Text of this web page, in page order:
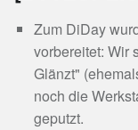
Zum DiDay
vorbereitet: Wir
Glänzt"
noch die
geputzt.